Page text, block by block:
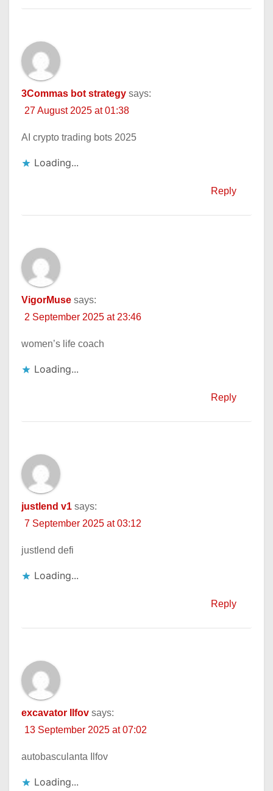
3Commas bot strategy says:
27 August 2025 at 01:38
AI crypto trading bots 2025
Loading...
Reply
VigorMuse says:
2 September 2025 at 23:46
women’s life coach
Loading...
Reply
justlend v1 says:
7 September 2025 at 03:12
justlend defi
Loading...
Reply
excavator Ilfov says:
13 September 2025 at 07:02
autobasculanta Ilfov
Loading...